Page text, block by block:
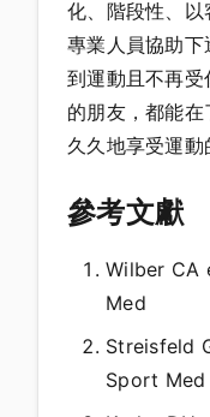
化、階段性、
專業人員協助下
到運動且不再
的朋友，都能
久久地享受運動
參考文獻
Wilber CA
Med
Streisfeld
Sport Med